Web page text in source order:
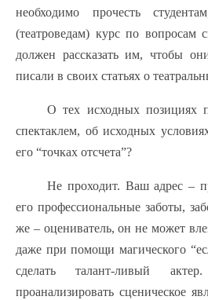
необходимо прочесть
(театроведам) курс по
должен рассказать им, чтобы
писали в своих статьях о
О тех исходных позициях
спектаклем, об исходных
его “точках отсчета”?
Не проходит. Ваш адрес –
его профессиональные заботы,
же – оцениватель, он не может
даже при помощи магического
сделать талант-ливый
проанализировать сценическое